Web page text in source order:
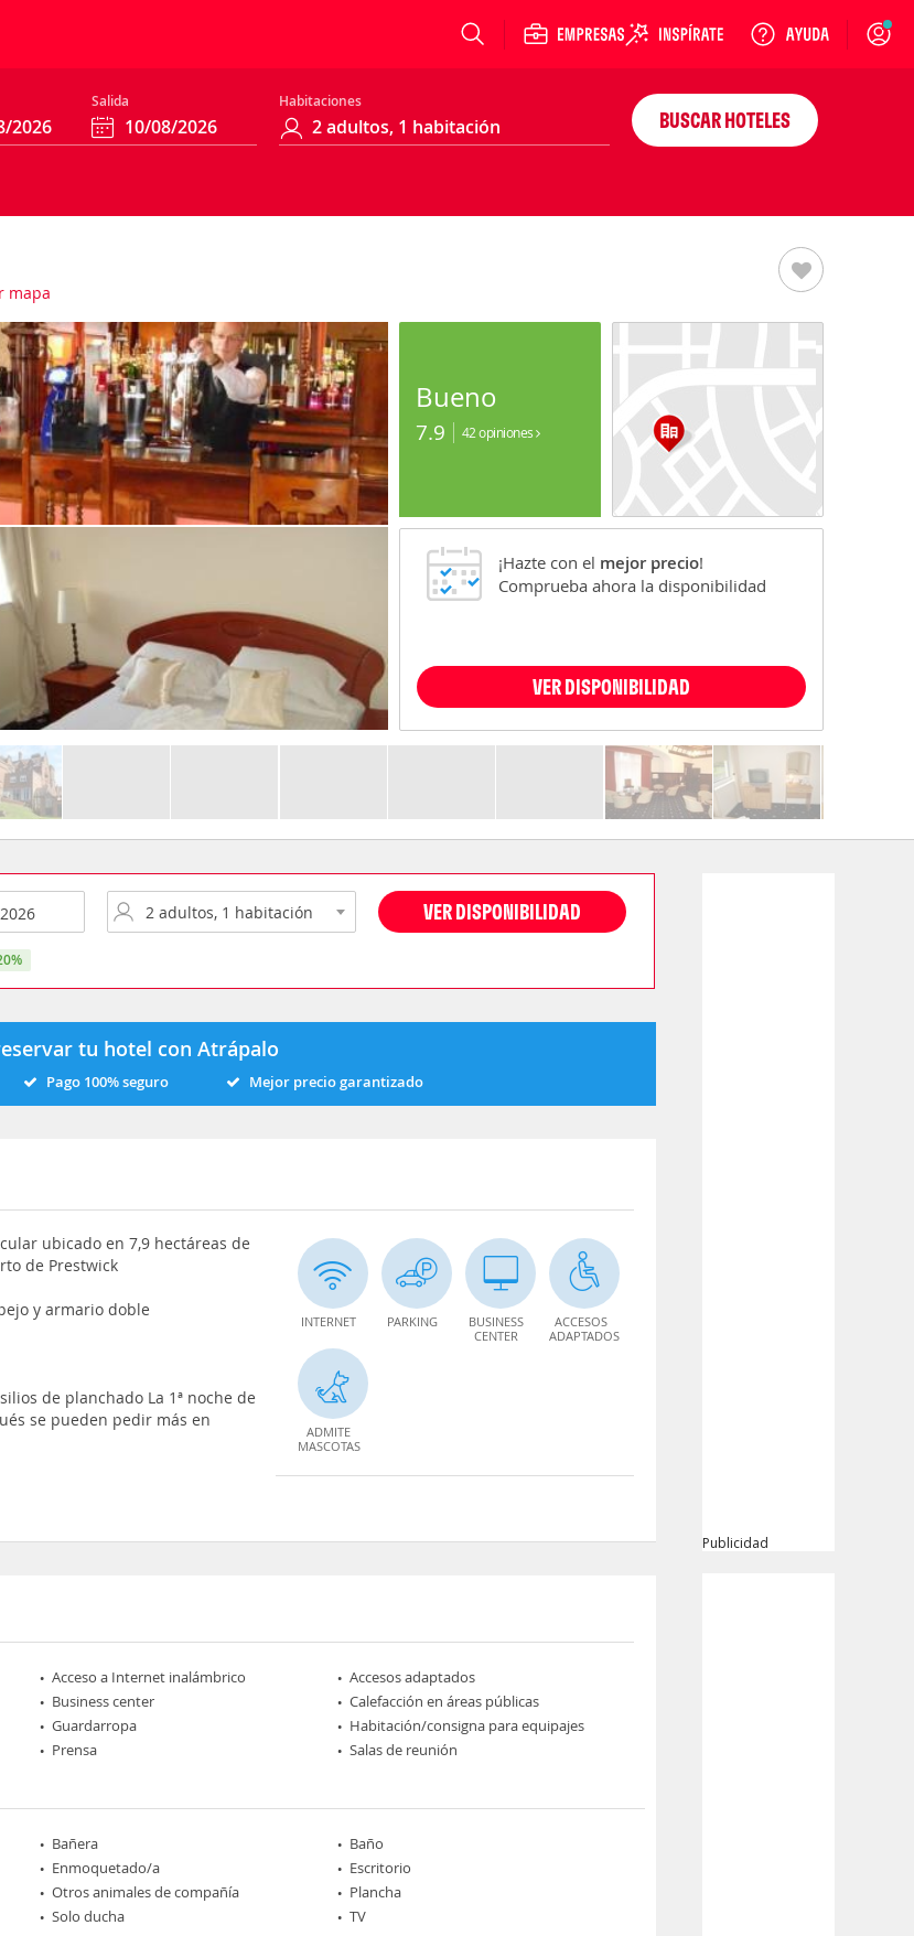
Login
Salida Habitaciones
BUSCAR HOTELES
mapa
Bueno
7.9 42 opiniones
¡Hazte con el mejor precio!
Comprueba ahora la disponibilidad
VER DISPONIBILIDAD
VER DISPONIBILIDAD
tu hotel con Atrápalo
Pago 100% seguro Mejor precio garantizado
ubicado en 7,9 hectáreas de
de Prestwick
y armario doble
de planchado La 1ª noche de
se pueden pedir más en
INTERNET PARKING
BUSINESS
CENTER
ACCESOS
ADAPTADOS
ADMITE
MASCOTAS
Acceso a Internet inalámbrico
Accesos adaptados
Business center
Calefacción en áreas públicas
Guardarropa
Habitación/consigna para equipajes
Prensa
Salas de reunión
Bañera
Baño
Enmoquetado/a
Escritorio
Otros animales de compañía
Plancha
Solo ducha
TV
Publicidad